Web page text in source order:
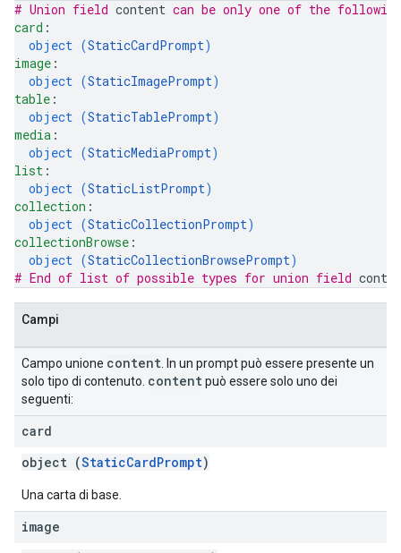
# Union field content can be only one of the
card :
object (StaticCardPrompt)
image :
object (StaticImagePrompt)
table :
object (StaticTablePrompt)
media :
object (StaticMediaPrompt)
list :
object (StaticListPrompt)
collection :
object (StaticCollectionPrompt)
collectionBrowse :
object (StaticCollectionBrowsePrompt)
# End of list of possible types for union field
Campi
Campo unione content . In un prompt può essere presente un
solo tipo di contenuto. contentpuò essere solo uno dei
seguenti:
card
object (StaticCardPrompt)
Una carta di base.
image